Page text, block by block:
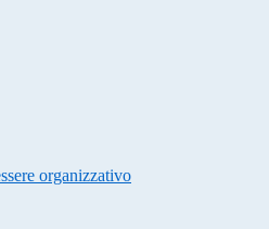
organizzativo